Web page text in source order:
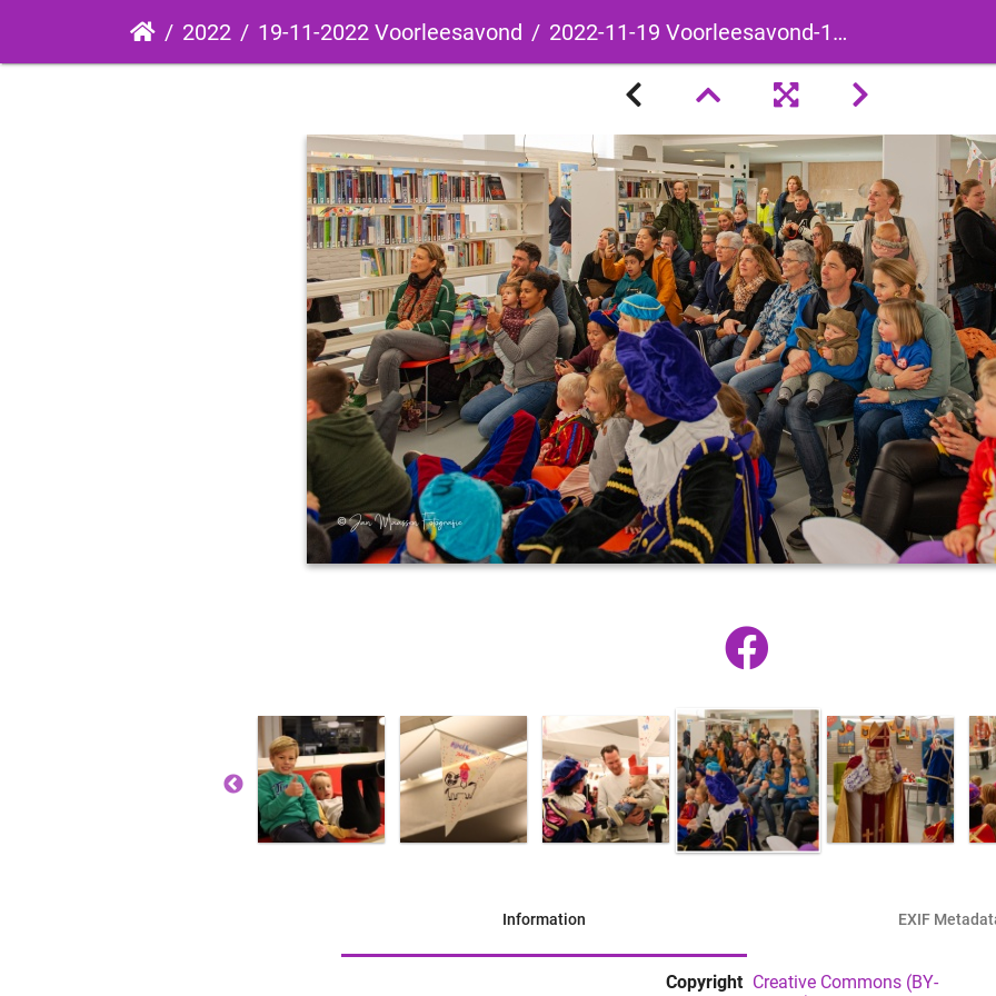
2022 19-11-2022 Voorleesavond 2022-11-19 Voorleesavond-100
Information EXIF
Copyright Creative Commons (BY-